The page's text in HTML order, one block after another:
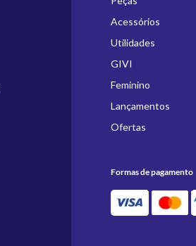
Acessórios
Utilidades
GIVI
Feminino
Lançamentos
Ofertas
Formas de pagamento